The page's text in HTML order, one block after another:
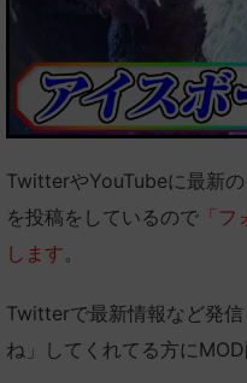
TwitterやYouTubeに最新
を投稿をしているので 「
します。
Twitterで最新情報など発
ね」してくれてる方に